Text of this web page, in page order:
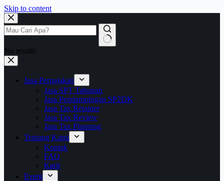
Skip to content
No results
Jasa Perpajakan
Jasa SPT Tahunan
Jasa Pendampingan SP2DK
Jasa Tax Retainer
Jasa Tax Review
Jasa Tax Planning
Tentang Kami
Kontak
FAQ
Karir
Event